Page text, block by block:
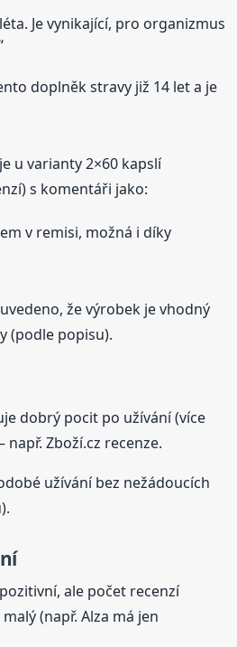
Je vynikající, pro organizmus
doplněk stravy již 14 let a je
u varianty 2×60 kapslí
s komentáři jako:
v remisi, možná i díky
že výrobek je vhodný
(podle popisu).
dobrý pocit po užívání (více
např. Zboží.cz recenze.
užívání bez nežádoucích
ale počet recenzí
(např. Alza má jen